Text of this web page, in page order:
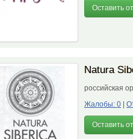
Оставить
Natura
российская
Жалобы: 0
Оставить